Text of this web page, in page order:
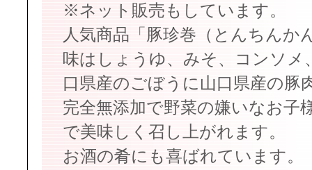
※ネット販売もしています。
人気商品「豚珍巻（とんちんか
味はしょうゆ、みそ、コンソメ
口県産のごぼうに山口県産の豚
完全無添加で野菜の嫌いなお子
で美味しく召し上がれます。
お酒の肴にも喜ばれています。